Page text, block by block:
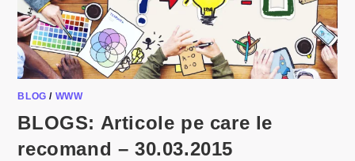
BLOG / WWW
BLOGS: Articole pe care le
recomand – 30.03.2015